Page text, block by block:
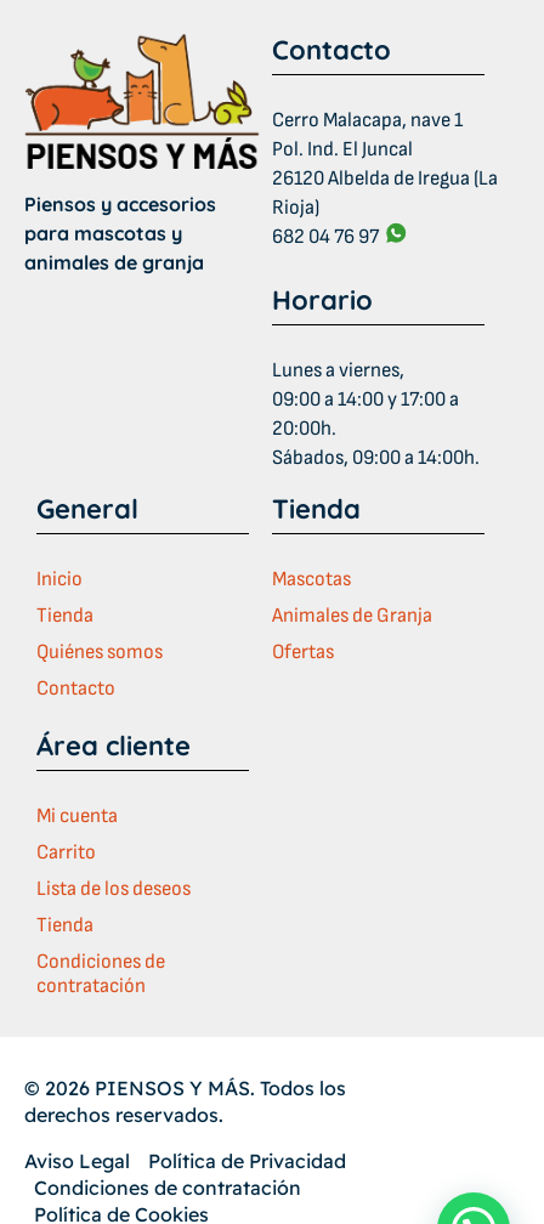
Piensos y accesorios
para mascotas y
animales de granja
Contacto
Cerro Malacapa, nave 1
Pol. Ind. El Juncal
26120 Albelda de Iregua (La
Rioja)
682 04 76 97
Horario
Lunes a viernes,
09:00 a 14:00 y 17:00 a
20:00h.
Sábados, 09:00 a 14:00h.
General
Inicio
Tienda
Quiénes somos
Contacto
Área cliente
Mi cuenta
Carrito
Lista de los deseos
Tienda
Condiciones de
contratación
Tienda
Mascotas
Animales de Granja
Ofertas
© 2026 PIENSOS Y MÁS. Todos los
derechos reservados.
Aviso Legal
Política de Privacidad
Condiciones de contratación
Política de Cookies